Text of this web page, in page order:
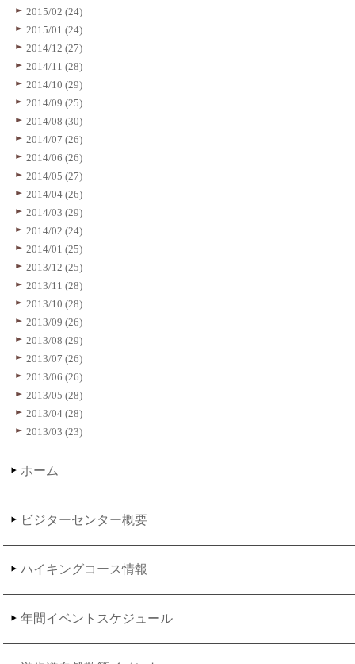
2015/02 (24)
2015/01 (24)
2014/12 (27)
2014/11 (28)
2014/10 (29)
2014/09 (25)
2014/08 (30)
2014/07 (26)
2014/06 (26)
2014/05 (27)
2014/04 (26)
2014/03 (29)
2014/02 (24)
2014/01 (25)
2013/12 (25)
2013/11 (28)
2013/10 (28)
2013/09 (26)
2013/08 (29)
2013/07 (26)
2013/06 (26)
2013/05 (28)
2013/04 (28)
2013/03 (23)
ホーム
ビジターセンター概要
ハイキングコース情報
年間イベントスケジュール